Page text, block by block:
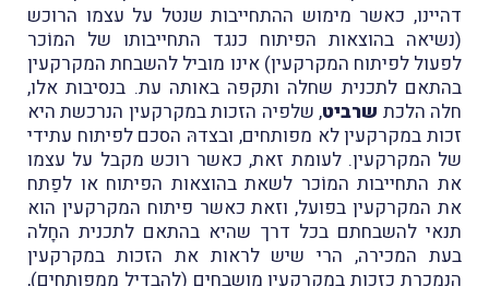
דהיינו, כאשר מימוש ההתחייבות שנטל על עצמו הרוכש
(נשיאה בהוצאות הפיתוח כנגד התחייבותו של המוֹכר
לפעול לפיתוח המקרקעין) אינו מוביל להשבחת המקרקעין
בהתאם לתכנית שחלה ותקפה באותה עת. בנסיבות אלו,
חלה הלכת שרביט, שלפיה הזכות במקרקעין הנרכשת היא
זכות במקרקעין לא מפותחים, ובצדהּ הסכם לפיתוח עתידי
של המקרקעין. לעומת זאת, כאשר רוכש מקבל על עצמו
את התחייבות המוֹכר לשאת בהוצאות הפיתוח או לפַתח
את המקרקעין בפועל, וזאת כאשר פיתוח המקרקעין הוא
תנאי להשבחתם בכל דרך שהיא בהתאם לתכנית החָלה
בעת המכירה, הרי שיש לראות את הזכות במקרקעין
הנמכרת כזכות במקרקעין מושבחים (להבדיל ממפותחים),